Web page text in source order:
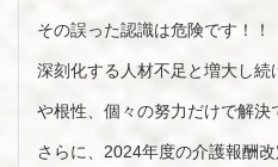
その誤った認識は危険です！！
深刻化する人材不足と増大し
や根性、個々の努力だけで解決
さらに、2024年度の介護報酬